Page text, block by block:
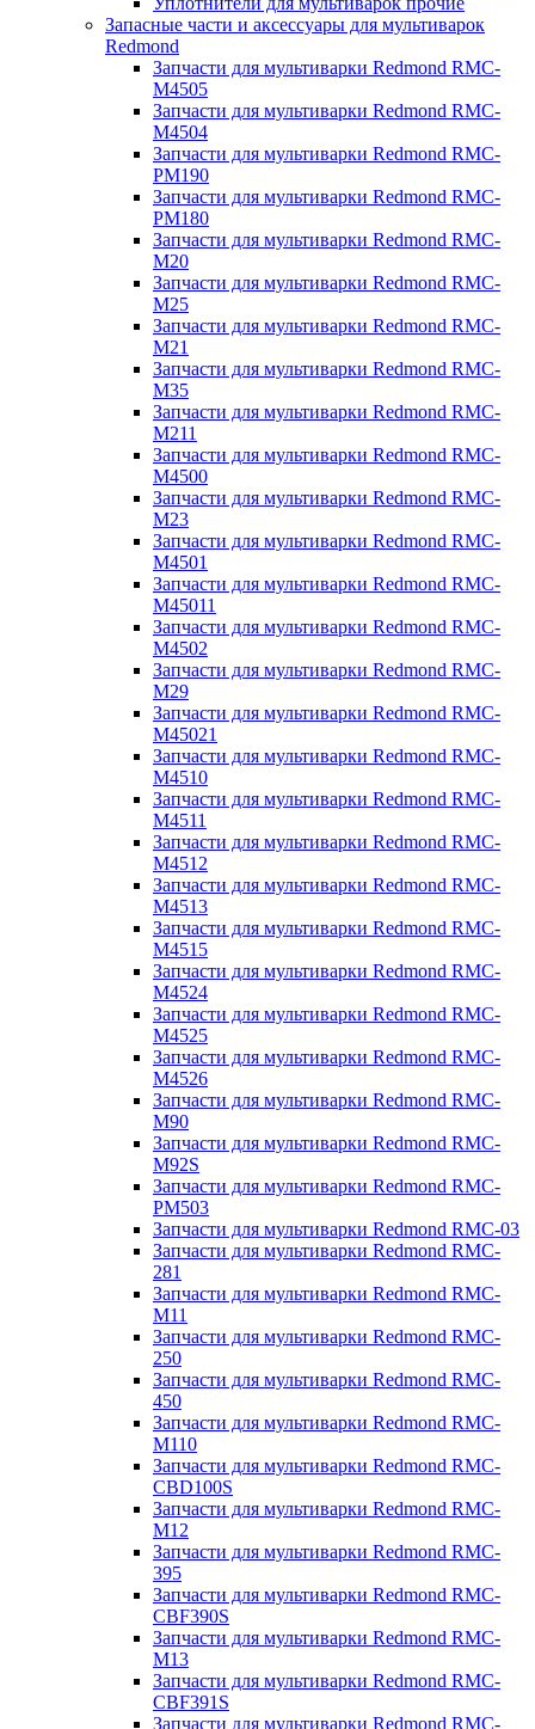
Запасные части и аксессуары для мультиварок
Redmond
Запчасти для мультиварки Redmond RMC-
M4505
Запчасти для мультиварки Redmond RMC-
M4504
Запчасти для мультиварки Redmond RMC-
PM190
Запчасти для мультиварки Redmond RMC-
PM180
Запчасти для мультиварки Redmond RMC-
M20
Запчасти для мультиварки Redmond RMC-
M25
Запчасти для мультиварки Redmond RMC-
M21
Запчасти для мультиварки Redmond RMC-
M35
Запчасти для мультиварки Redmond RMC-
M211
Запчасти для мультиварки Redmond RMC-
M4500
Запчасти для мультиварки Redmond RMC-
M23
Запчасти для мультиварки Redmond RMC-
M4501
Запчасти для мультиварки Redmond RMC-
M45011
Запчасти для мультиварки Redmond RMC-
M4502
Запчасти для мультиварки Redmond RMC-
M29
Запчасти для мультиварки Redmond RMC-
M45021
Запчасти для мультиварки Redmond RMC-
M4510
Запчасти для мультиварки Redmond RMC-
M4511
Запчасти для мультиварки Redmond RMC-
M4512
Запчасти для мультиварки Redmond RMC-
M4513
Запчасти для мультиварки Redmond RMC-
M4515
Запчасти для мультиварки Redmond RMC-
M4524
Запчасти для мультиварки Redmond RMC-
M4525
Запчасти для мультиварки Redmond RMC-
M4526
Запчасти для мультиварки Redmond RMC-
M90
Запчасти для мультиварки Redmond RMC-
M92S
Запчасти для мультиварки Redmond RMC-
PM503
Запчасти для мультиварки Redmond RMC-03
Запчасти для мультиварки Redmond RMC-
281
Запчасти для мультиварки Redmond RMC-
M11
Запчасти для мультиварки Redmond RMC-
250
Запчасти для мультиварки Redmond RMC-
450
Запчасти для мультиварки Redmond RMC-
M110
Запчасти для мультиварки Redmond RMC-
CBD100S
Запчасти для мультиварки Redmond RMC-
M12
Запчасти для мультиварки Redmond RMC-
395
Запчасти для мультиварки Redmond RMC-
CBF390S
Запчасти для мультиварки Redmond RMC-
M13
Запчасти для мультиварки Redmond RMC-
CBF391S
Запчасти для мультиварки Redmond RMC-